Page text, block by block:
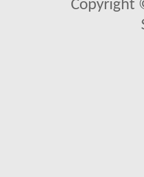
Copyright